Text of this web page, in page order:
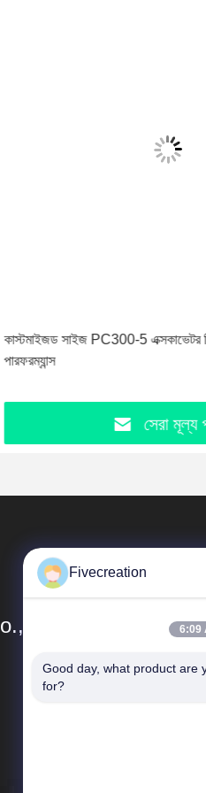
কাস্টমাইজড সাইজ PC300-5 এক্সকাভেটর
পারফরম্যান্স
সেরা মূল্য
Ltd.
দ্রুত
Fivecreation
6:09
Good day, what product are
for?